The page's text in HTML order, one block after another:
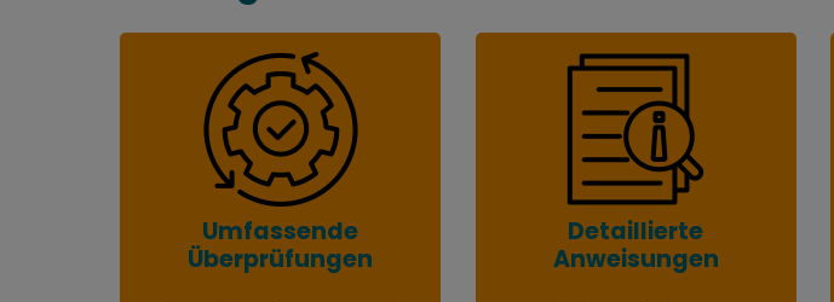
Umfassende
Überprüfungen
Detaillierte
Anweisungen